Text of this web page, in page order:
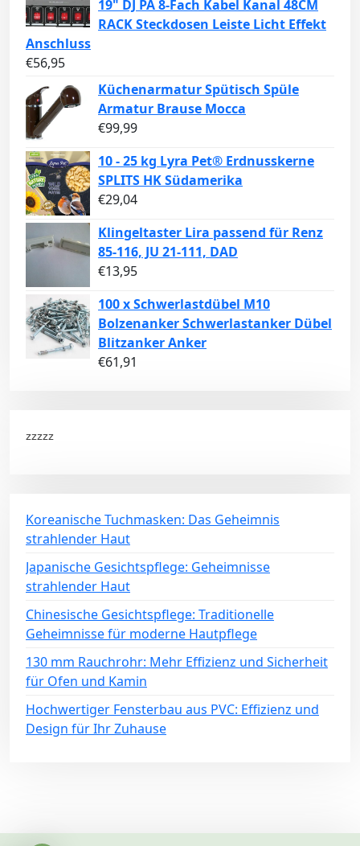
19" DJ PA 8-Fach Kabel Kanal 48CM
RACK Steckdosen Leiste Licht Effekt
Anschluss
€56,95
Küchenarmatur Spütisch Spüle
Armatur Brause Mocca
€99,99
10 - 25 kg Lyra Pet® Erdnusskerne
SPLITS HK Südamerika
€29,04
Klingeltaster Lira passend für Renz
85-116, JU 21-111, DAD
€13,95
100 x Schwerlastdübel M10
Bolzenanker Schwerlastanker Dübel
Blitzanker Anker
€61,91
zzzzz
Koreanische Tuchmasken: Das Geheimnis
strahlender Haut
Japanische Gesichtspflege: Geheimnisse
strahlender Haut
Chinesische Gesichtspflege: Traditionelle
Geheimnisse für moderne Hautpflege
130 mm Rauchrohr: Mehr Effizienz und Sicherheit
für Ofen und Kamin
Hochwertiger Fensterbau aus PVC: Effizienz und
Design für Ihr Zuhause